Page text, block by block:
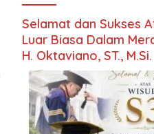
Selamat dan Sukses
Luar Biasa Dalam
H. Oktaviano, ST., M.Si.